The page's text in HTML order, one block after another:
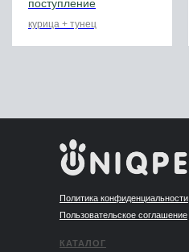
курица + тунец
Политика конфиденциальности
Пользовательское соглашение
КАТАЛОГ